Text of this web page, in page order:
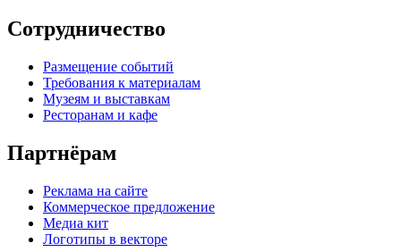
Сотрудничество
Размещение событий
Требования к материалам
Музеям и выставкам
Ресторанам и кафе
Партнёрам
Реклама на сайте
Коммерческое предложение
Медиа кит
Логотипы в векторе